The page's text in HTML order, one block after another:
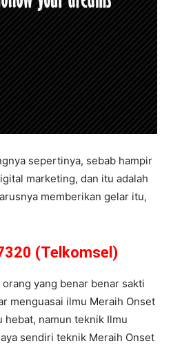
sepertinya, sebab hampir
marketing, dan itu adalah
memberikan gelar itu,
(Telkomsel)
yang benar benar sakti
menguasai ilmu Meraih Onset
hebat, namun teknik Ilmu
sendiri teknik Meraih Onset